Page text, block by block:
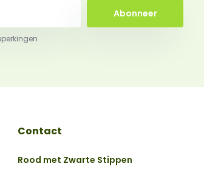
Abonneer
Contact
Rood met Zwarte Stippen